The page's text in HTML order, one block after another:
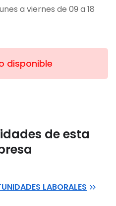
a viernes de 09 a 18
disponible
de esta
LABORALES